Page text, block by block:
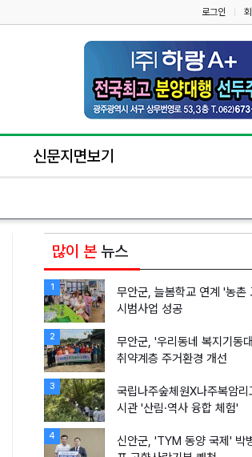
로그인 |
신문지면보기
많이 본 뉴스
1
무안군, 늘봄학교 연계 '농촌
시범사업 성공
2
무안군, '우리동네 복지기동
취약계층 주거환경 개선
3
국립나주숲체원X나주복암리
시관 '산림·역사 융합 체험'
4
신안군, 'TYM 동양 국제' 박